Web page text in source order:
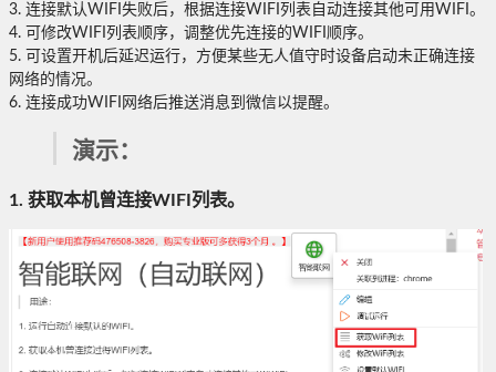
3. 连接默认WIFI失败后，根据连接WIFI列表自动连接其他可用WIFI。
4. 可修改WIFI列表顺序，调整优先连接的WIFI顺序。
5. 可设置开机后延迟运行，方便某些无人值守时设备启动未正确连接
网络的情况。
6. 连接成功WIFI网络后推送消息到微信以提醒。
演示：
1. 获取本机曾连接WIFI列表。